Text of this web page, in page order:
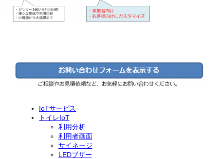
IoTサービス
トイレIoT
利用分析
利用者画面
サイネージ
LEDブザー